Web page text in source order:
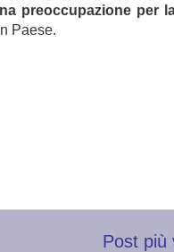
preoccupazione per
Paese.
Post più